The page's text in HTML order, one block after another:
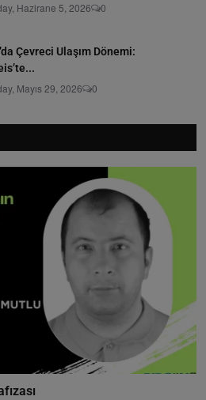
Hazirane 5, 2026 0
Çevreci Ulaşım Dönemi:
Mayıs 29, 2026 0